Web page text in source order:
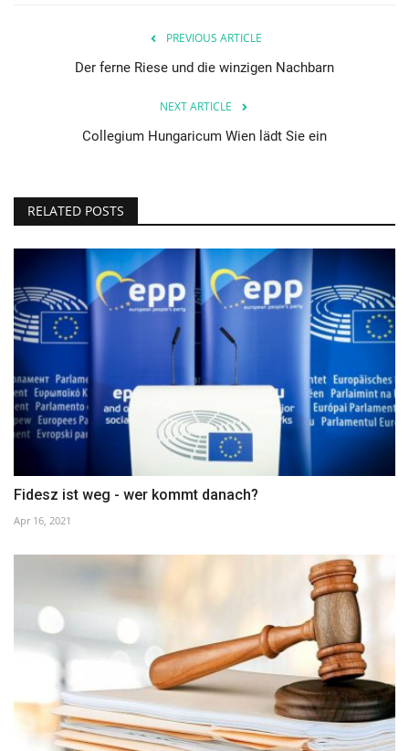
PREVIOUS ARTICLE
Der ferne Riese und die winzigen Nachbarn
NEXT ARTICLE
Collegium Hungaricum Wien lädt Sie ein
RELATED POSTS
Fidesz ist weg - wer kommt danach?
Apr 16, 2021